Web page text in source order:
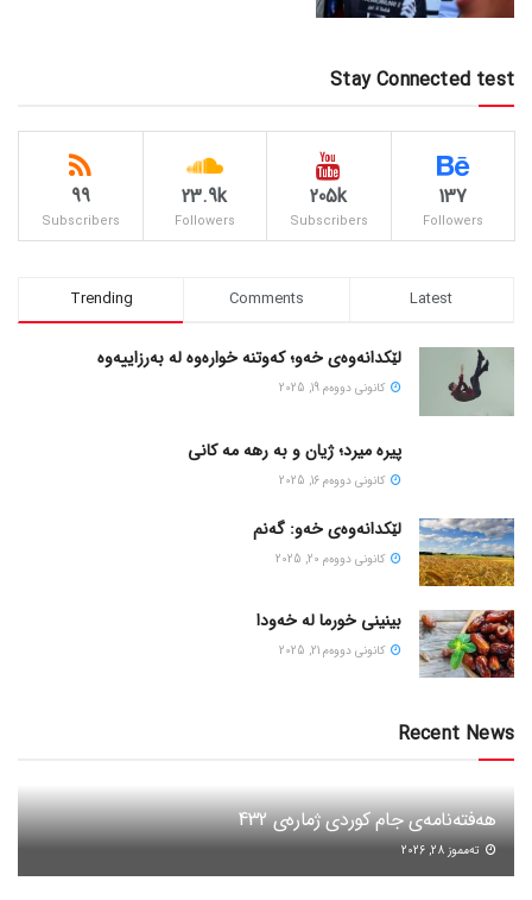
Stay Connected test
137
Followers
205k
Subscribers
23.9k
Followers
99
Subscribers
Trending Comments Latest
لێکدانەوەی خەو؛ کەوتنە خوارەوە لە بەرزاییەوە
كانونی دووه‌م 19, 2025
پیره میرد؛ ژیان و به رهه مه کانی
كانونی دووه‌م 16, 2025
لێکدانەوەی خەو: گەنم
كانونی دووه‌م 20, 2025
بینینی خورما لە خەودا
كانونی دووه‌م 21, 2025
Recent News
هەفتەنامەی جام کوردی ژمارەی 432
ته‌مموز 28, 2026